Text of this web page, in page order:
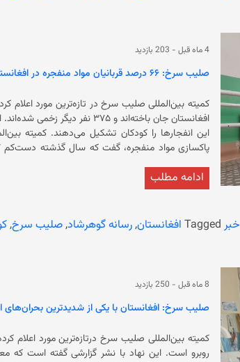
4 ماه قبل - 203 بازدید
صلیب سرخ: ۶۶ درصد قربانیان مواد منفجره در افغانستان کودکان‌ هستند
این انفجارها
ماین‌ها و بقایای مواد منفجره جنگ در سطح جهان
ادامه مطلب
خبر Tagged افغانستان,رسانه گوهرشاد,صلیب سرخ,
8 ماه قبل - 250 بازدید
صلیب سرخ: افغانستان با یکی از شدیدترین بحران‌های
کمیته‌ بین‌المللی صلیب سرخ درتازه‌ترین مورد
روبرو است. این نهاد با نشر گزارشی